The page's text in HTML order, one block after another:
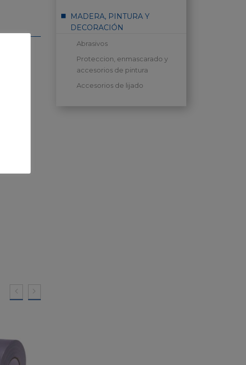
MADERA, PINTURA Y
DECORACIÓN
Abrasivos
Proteccion, enmascarado y
accesorios de pintura
Accesorios de lijado